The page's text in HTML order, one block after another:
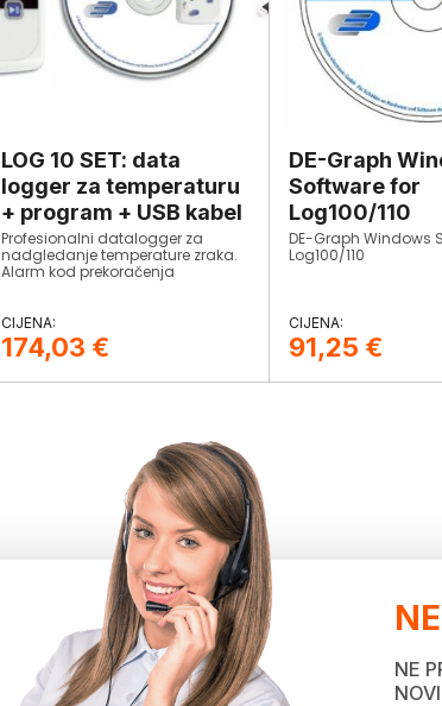
LOG 10 SET: data
logger za temperaturu
+ program + USB kabel
Profesionalni datalogger za
nadgledanje temperature zraka.
Alarm kod prekoračenja
sa kapacitetom za do 20 000
mjernih vrijednosti. Zadovoljava
standard EN12830.Set sadrži
Graph za prijenos i analizu
174,03 €
DE-Graph
Software for
Log100/110
DE-Graph Windows
Log100/110
91,25 €
NE